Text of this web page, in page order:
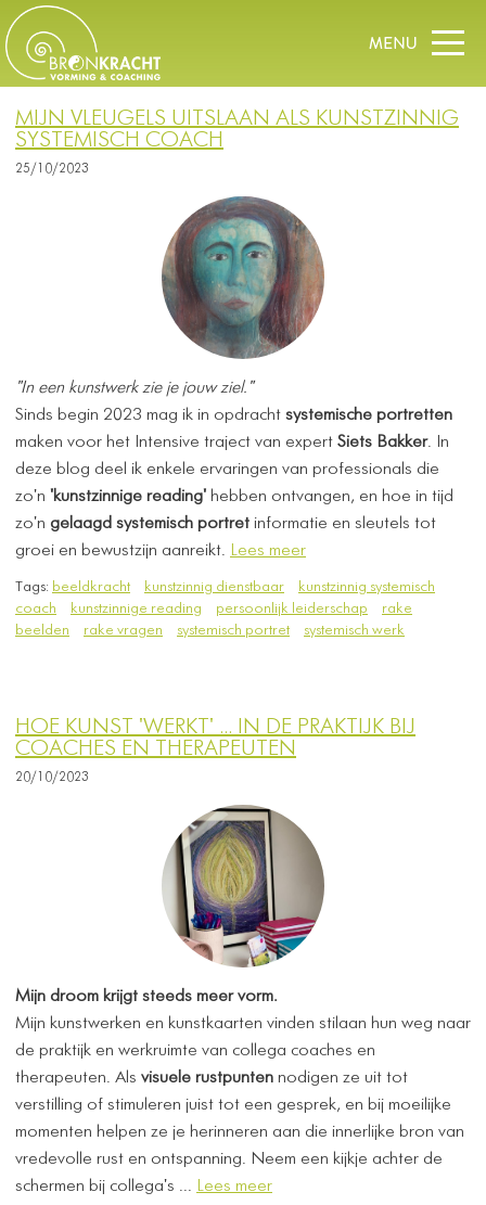
MIJN VLEUGELS UITSLAAN ALS KUNSTZINNIG
SYSTEMISCH COACH
25/10/2023
"In een kunstwerk zie je jouw ziel."
Sinds begin 2023 mag ik in opdracht systemische portretten
maken voor het Intensive traject van expert Siets Bakker. In
deze blog deel ik enkele ervaringen van professionals die
zo'n 'kunstzinnige reading' hebben ontvangen, en hoe in tijd
zo'n gelaagd systemisch portret informatie en sleutels tot
groei en bewustzijn aanreikt. Lees meer
Tags: beeldkracht kunstzinnig dienstbaar
kunstzinnig systemisch
coach
kunstzinnige reading persoonlijk leiderschap
rake
beelden
rake vragen systemisch portret systemisch werk
HOE KUNST 'WERKT' ... IN DE PRAKTIJK BIJ
COACHES EN THERAPEUTEN
20/10/2023
Mijn droom krijgt steeds meer vorm.
Mijn kunstwerken en kunstkaarten vinden stilaan hun weg naar
de praktijk en werkruimte van collega coaches en
therapeuten. Als visuele rustpunten nodigen ze uit tot
verstilling of stimuleren juist tot een gesprek, en bij moeilijke
momenten helpen ze je herinneren aan die innerlijke bron van
vredevolle rust en ontspanning. Neem een kijkje achter de
schermen bij collega's ... Lees meer